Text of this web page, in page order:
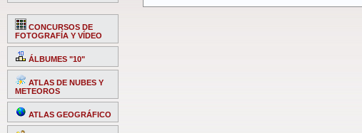
CONCURSOS DE
FOTOGRAFÍA Y VÍDEO
ÁLBUMES "10"
ATLAS DE NUBES Y
METEOROS
ATLAS GEOGRÁFICO